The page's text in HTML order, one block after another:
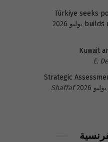
Türkiye seeks
builds
Kuwait
E.
Strategic
Shaffaf